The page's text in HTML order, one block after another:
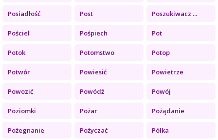
Posiadłość Post Poszukiwacz ...
Pościel Pośpiech Pot
Potok Potomstwo Potop
Potwór Powiesić Powietrze
Powozić Powódź Powój
Poziomki Pożar Pożądanie
Pożegnanie Pożyczać Półka